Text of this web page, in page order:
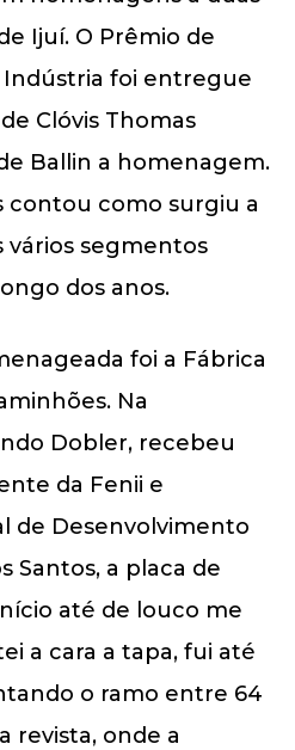
Ijuí. O Prêmio de
foi entregue
Clóvis Thomas
Ballin a homenagem.
contou como surgiu a
vários segmentos
dos anos.
foi a Fábrica
Na
Dobler, recebeu
da Fenii e
de Desenvolvimento
Santos, a placa de
até de louco me
a cara a tapa, fui até
o ramo entre 64
revista, onde a